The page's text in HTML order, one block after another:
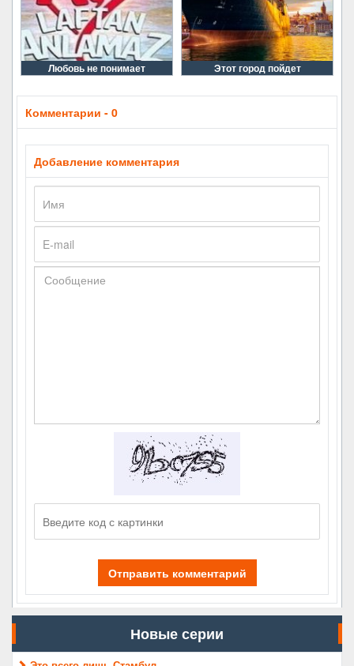
Любовь не понимает Этот город пойдет
Комментарии - 0
Добавление комментария
Отправить комментарий
Новые серии